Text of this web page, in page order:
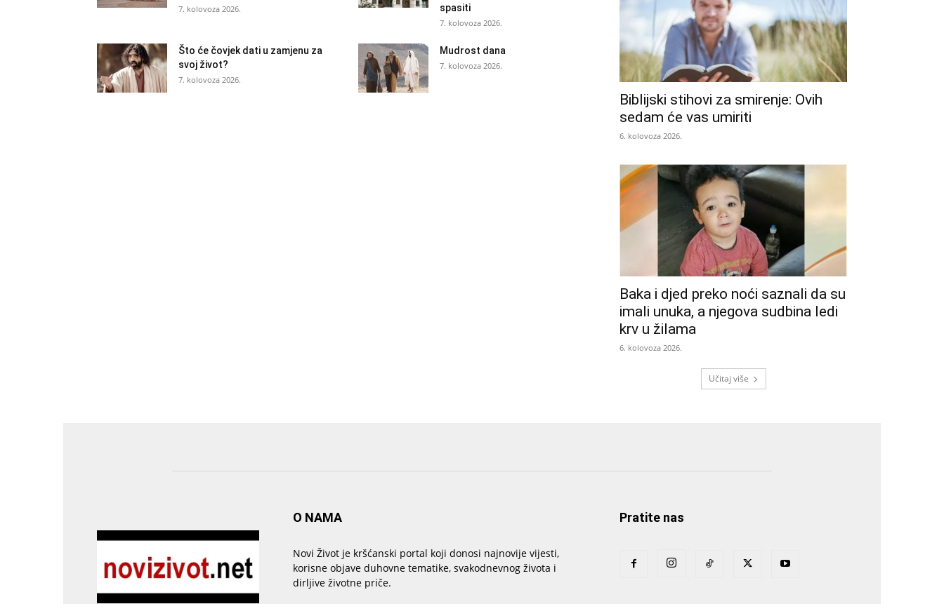
7. kolovoza 2026.
spasiti
7. kolovoza 2026.
Što će čovjek dati u zamjenu za
svoj život?
7. kolovoza 2026.
Mudrost dana
7. kolovoza 2026.
Biblijski stihovi za smirenje: Ovih
sedam će vas umiriti
6. kolovoza 2026.
Baka i djed preko noći saznali da su
imali unuka, a njegova sudbina ledi
krv u žilama
6. kolovoza 2026.
Učitaj više
O NAMA
Novi Život je kršćanski portal koji donosi najnovije vijesti,
korisne objave duhovne tematike, svakodnevnog života i
dirljive životne priče.
Pratite nas